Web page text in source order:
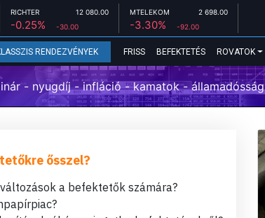
RICHTER 12 080.00
-0.25% -30.00
MTELEKOM 2 698.00
-3.30% -92.00
RENDEZVÉNYEK FRISS BEFEKTETÉS ROVATOK
- nyugdíj - infláció - kamatok - államadósság
ősszel?
a befektetők számára?